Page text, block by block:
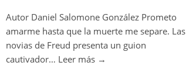
Autor Daniel Salomone González Prometo
amarme hasta que la muerte me separe. Las
novias de Freud presenta un guion
cautivador… Leer más →